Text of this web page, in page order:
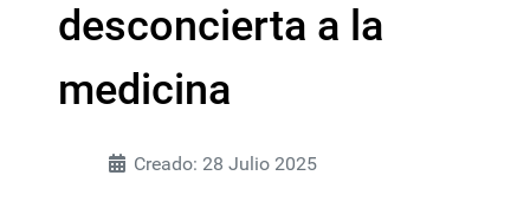
desconcierta a la
medicina
Creado: 28 Julio 2025